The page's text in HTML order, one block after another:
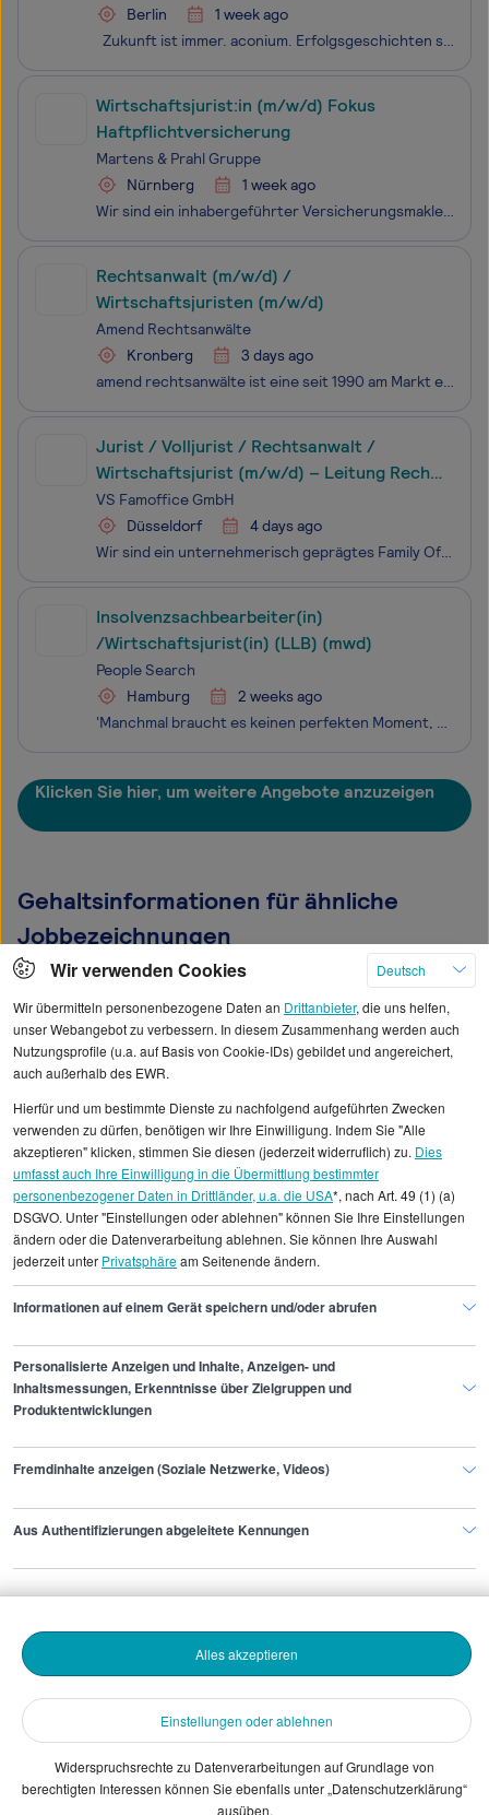
Berlin
1 week ago
Zukunft ist immer. aconium. Erfolgsgeschichten schreiben wir gemeinsam. Mit mehr als 350 Mitarbeitenden gehört die aconium GmbH zu den Top 100 der innovativsten Mittelständler in Deutschland. Wir leben Innovation. Wir überzeugen mit Kompetenz. Wir gestalten zusammen. Europaweit - seit mehr
Wirtschaftsjurist:in (m/w/d) Fokus
Haftpflichtversicherung
Martens & Prahl Gruppe
Nürnberg
1 week ago
Wir sind ein inhabergeführter Versicherungsmakler und seit vielen Jahren in der Metropolregion Nürnberg beheimatet. Als Spezialmakler entwickeln wir maßgeschneiderte und individuelle Lösungen für die mittelständische Industrie im Bereich der Kompositversicherungen und betrieblicher Altersvorsorge.
Rechtsanwalt (m/w/d) /
Wirtschaftsjuristen (m/w/d)
Amend Rechtsanwälte
Kronberg
3 days ago
amend rechtsanwälte ist eine seit 1990 am Markt etablierte wirtschaftsrechtlich orientierte Rechtsanwaltskanzlei mit Standort in Kronberg im Taunus. Unser Schwerpunkt ist das Insolvenzrecht. Aktuell werden drei Kollegen als Verwalter an den Insolvenzgerichten in Frankfurt am Main, Friedberg, Bad Hom
Jurist / Volljurist / Rechtsanwalt /
Wirtschaftsjurist (m/w/d) – Leitung Recht
im Family Office
VS Famoffice GmbH
Düsseldorf
4 days ago
Wir sind ein unternehmerisch geprägtes Family Office mit Sitz in Österreich und Düsseldorf. Unser Portfolio umfasst mehrere operative Beteiligungen unterschiedlicher Größe sowie einen größeren eigenen Immobilienbestand. Beides wächst – durch Zukäufe ebenso wie durch die Entwicklung der bestehenden B
Insolvenzsachbearbeiter(in)
/Wirtschaftsjurist(in) (LLB) (mwd)
People Search
Hamburg
2 weeks ago
'Manchmal braucht es keinen perfekten Moment, nur die richtige Entscheidung.' Der richtige Moment ist jetzt gekommen, um Deine berufliche Weiterentwicklung voranzutreiben! Bei People Search - Executive Search & Finding Personality, deine Personalberatung für die Assistenz und Back Off
Klicken Sie hier, um weitere Angebote anzuzeigen
Gehaltsinformationen für ähnliche
Jobbezeichnungen
Senior Manager/in Licensing
Alle angezeigten Gehaltsdaten beruhen auf
statistischen Erhebungen durch StepStone. Es sind
Durchschnittswerte und die Angaben können nicht
einzelnen Stellenangeboten zugeordnet werden.
Finde den Job,
der zu dir passt.
Stepstone
Bewerbende
The Stepstone Group GmbH © 2026
Wir verwenden Cookies
Deutsch
Wir übermitteln personenbezogene Daten an Drittanbieter, die uns helfen,
unser Webangebot zu verbessern. In diesem Zusammenhang werden auch
Nutzungsprofile (u.a. auf Basis von Cookie-IDs) gebildet und angereichert,
auch außerhalb des EWR.
Hierfür und um bestimmte Dienste zu nachfolgend aufgeführten Zwecken
verwenden zu dürfen, benötigen wir Ihre Einwilligung. Indem Sie "Alle
akzeptieren" klicken, stimmen Sie diesen (jederzeit widerruflich) zu. Dies
umfasst auch Ihre Einwilligung in die Übermittlung bestimmter
personenbezogener Daten in Drittländer, u.a. die USA*, nach Art. 49 (1) (a)
DSGVO. Unter "Einstellungen oder ablehnen" können Sie Ihre Einstellungen
ändern oder die Datenverarbeitung ablehnen. Sie können Ihre Auswahl
jederzeit unter Privatsphäream Seitenende ändern.
Informationen auf einem Gerät speichern und/oder abrufen
Personalisierte Anzeigen und Inhalte, Anzeigen- und
Inhaltsmessungen, Erkenntnisse über Zielgruppen und
Produktentwicklungen
Fremdinhalte anzeigen (Soziale Netzwerke, Videos)
Aus Authentifizierungen abgeleitete Kennungen
Einstellungen oder ablehnen
Alles akzeptieren
Widerspruchsrechte zu Datenverarbeitungen auf Grundlage von
berechtigten Interessen können Sie ebenfalls unter „Datenschutzerklärung“
ausüben.